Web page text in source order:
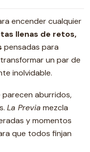
encender cualquier
llenas de retos,
pensadas para
un par de
inolvidable.
aburridos,
La Previa mezcla
y momentos
que todos finjan